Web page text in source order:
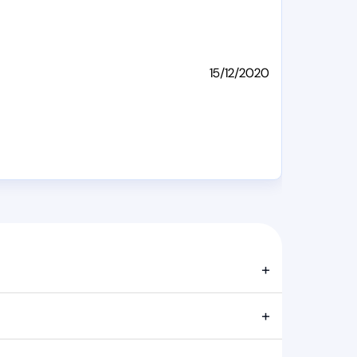
15/12/2020
+
+